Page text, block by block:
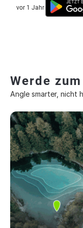
vor 1 Jahr
Werde
Angle smarter, nicht